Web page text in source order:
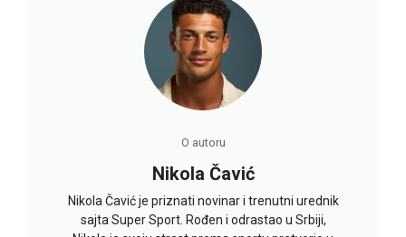
O autoru
Nikola Čavić
Nikola Čavić je priznati novinar i trenutni urednik
sajta Super Sport. Rođen i odrastao u Srbiji,